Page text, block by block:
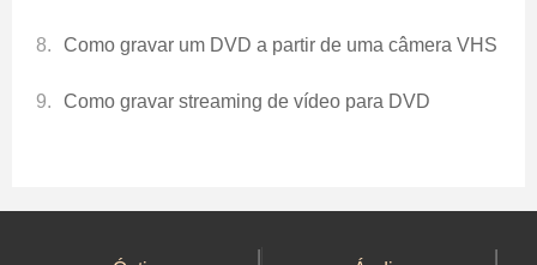
Como gravar um DVD a partir de uma câmera VHS
Como gravar streaming de vídeo para DVD